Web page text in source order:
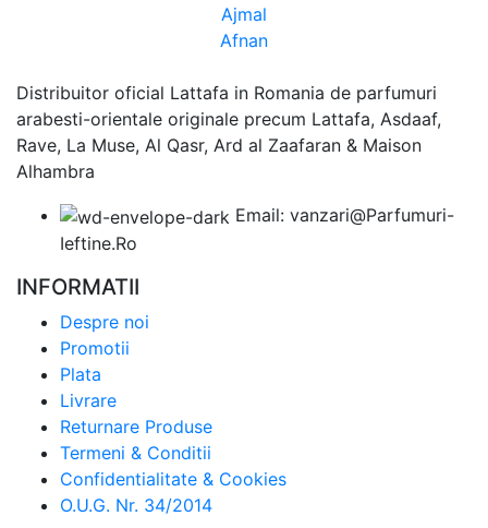
Ajmal
Afnan
Distribuitor oficial Lattafa in Romania de parfumuri
arabesti-orientale originale precum Lattafa, Asdaaf,
Rave, La Muse, Al Qasr, Ard al Zaafaran & Maison
Alhambra
Email: vanzari@Parfumuri-
Ieftine.Ro
INFORMATII
Despre noi
Promotii
Plata
Livrare
Returnare Produse
Termeni & Conditii
Confidentialitate & Cookies
O.U.G. Nr. 34/2014